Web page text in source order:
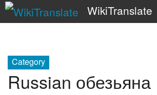
WikiTranslate
Category
Russian обезьяна